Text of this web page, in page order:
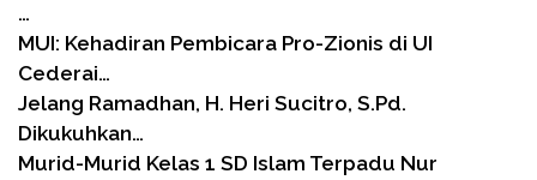
…
MUI: Kehadiran Pembicara Pro-Zionis di UI
Cederai…
Jelang Ramadhan, H. Heri Sucitro, S.Pd.
Dikukuhkan…
Murid-Murid Kelas 1 SD Islam Terpadu Nur